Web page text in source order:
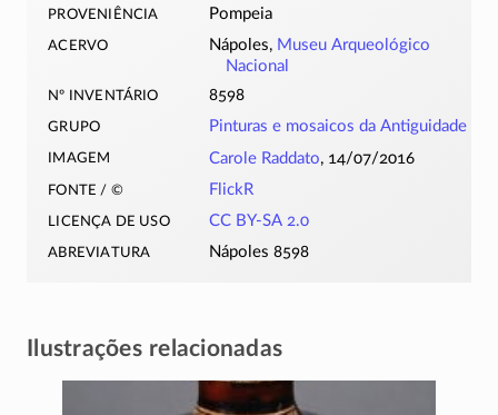
proveniência Pompeia
acervo Nápoles, Museu Arqueológico
Nacional
nº inventário 8598
grupo Pinturas e mosaicos da Antiguidade
imagem Carole Raddato, 14/07/2016
fonte / © FlickR
licença de uso CC BY-SA 2.0
abreviatura Nápoles 8598
Ilustrações relacionadas